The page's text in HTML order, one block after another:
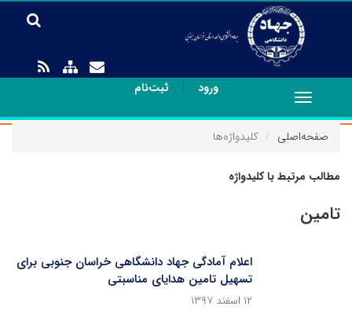
ورود | ثبت‌نام
Toggle
navigation
صفحه‌اصلی
کلیدواژه‌ها
مطالب مرتبط با کلیدواژه
تامین
اعلام آمادگی جهاد دانشگاهی خراسان جنوبی برای
تسهیل تامین هدایای مناسبتی
۱۲ اسفند ۱۳۹۷